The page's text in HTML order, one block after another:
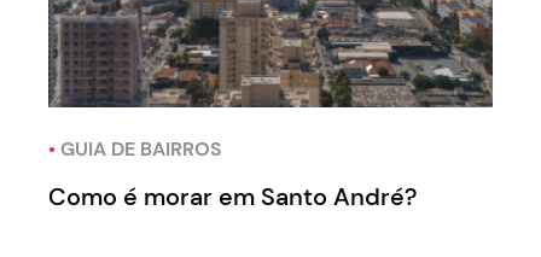
• GUIA DE BAIRROS
Como é morar em Santo André?